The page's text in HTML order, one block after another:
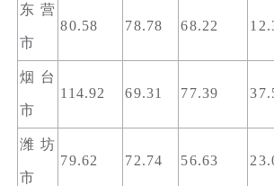
东营
市
80.58 78.78 68.22
烟台
市
114.92 69.31 77.39
潍坊
市
79.62 72.74 56.63